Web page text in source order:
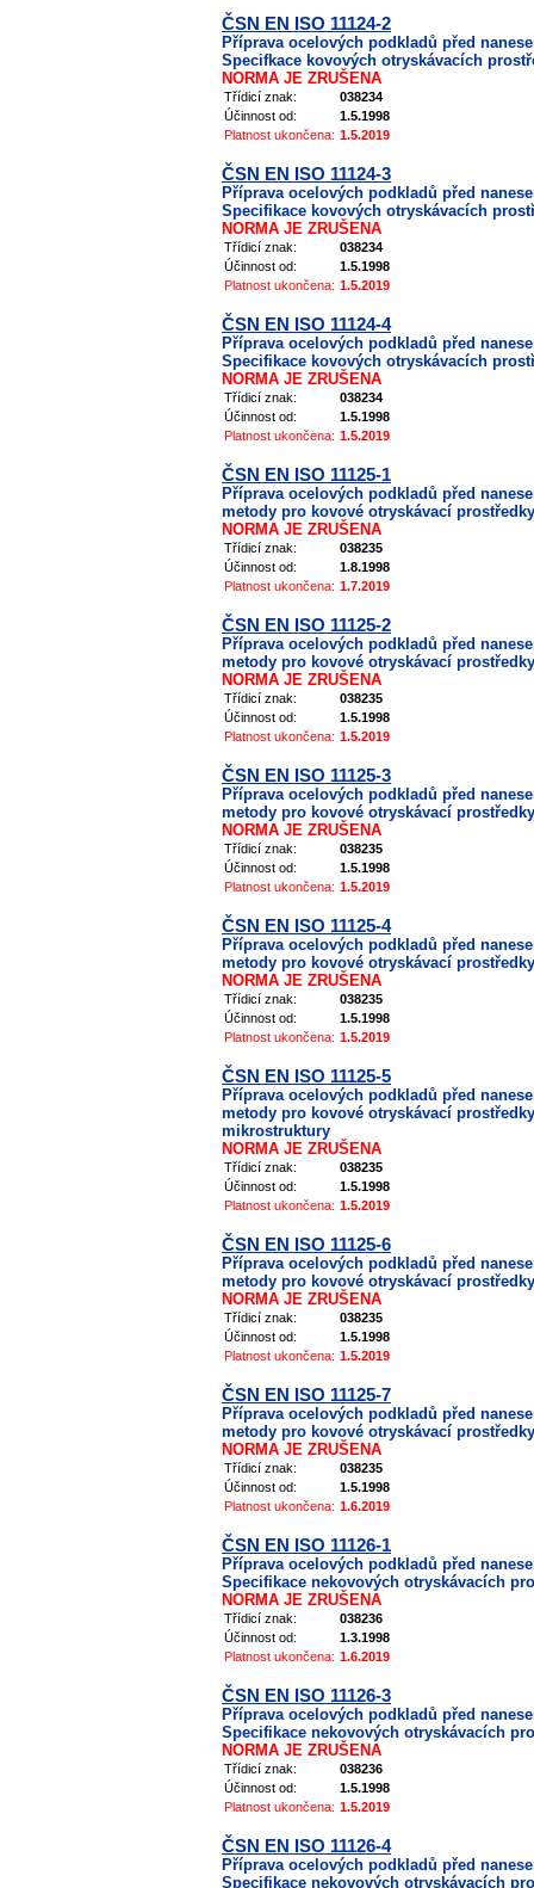
ČSN EN ISO 11124-2
Příprava ocelových podkladů před
Specifkace kovových otryskávacích
NORMA JE ZRUŠENA
Třídicí znak:
038234
Účinnost od:
1.5.1998
Platnost ukončena: 1.5.2019
ČSN EN ISO 11124-3
Příprava ocelových podkladů před
Specifikace kovových otryskávacích
NORMA JE ZRUŠENA
Třídicí znak:
038234
Účinnost od:
1.5.1998
Platnost ukončena: 1.5.2019
ČSN EN ISO 11124-4
Příprava ocelových podkladů před
Specifikace kovových otryskávacích
NORMA JE ZRUŠENA
Třídicí znak:
038234
Účinnost od:
1.5.1998
Platnost ukončena: 1.5.2019
ČSN EN ISO 11125-1
Příprava ocelových podkladů před
metody pro kovové otryskávací
NORMA JE ZRUŠENA
Třídicí znak:
038235
Účinnost od:
1.8.1998
Platnost ukončena: 1.7.2019
ČSN EN ISO 11125-2
Příprava ocelových podkladů před
metody pro kovové otryskávací
NORMA JE ZRUŠENA
Třídicí znak:
038235
Účinnost od:
1.5.1998
Platnost ukončena: 1.5.2019
ČSN EN ISO 11125-3
Příprava ocelových podkladů před
metody pro kovové otryskávací
NORMA JE ZRUŠENA
Třídicí znak:
038235
Účinnost od:
1.5.1998
Platnost ukončena: 1.5.2019
ČSN EN ISO 11125-4
Příprava ocelových podkladů před
metody pro kovové otryskávací
NORMA JE ZRUŠENA
Třídicí znak:
038235
Účinnost od:
1.5.1998
Platnost ukončena: 1.5.2019
ČSN EN ISO 11125-5
Příprava ocelových podkladů před
metody pro kovové otryskávací
mikrostruktury
NORMA JE ZRUŠENA
Třídicí znak:
038235
Účinnost od:
1.5.1998
Platnost ukončena: 1.5.2019
ČSN EN ISO 11125-6
Příprava ocelových podkladů před
metody pro kovové otryskávací
NORMA JE ZRUŠENA
Třídicí znak:
038235
Účinnost od:
1.5.1998
Platnost ukončena: 1.5.2019
ČSN EN ISO 11125-7
Příprava ocelových podkladů před
metody pro kovové otryskávací
NORMA JE ZRUŠENA
Třídicí znak:
038235
Účinnost od:
1.5.1998
Platnost ukončena: 1.6.2019
ČSN EN ISO 11126-1
Příprava ocelových podkladů před
Specifikace nekovových otryskávacích
NORMA JE ZRUŠENA
Třídicí znak:
038236
Účinnost od:
1.3.1998
Platnost ukončena: 1.6.2019
ČSN EN ISO 11126-3
Příprava ocelových podkladů před
Specifikace nekovových otryskávacích
NORMA JE ZRUŠENA
Třídicí znak:
038236
Účinnost od:
1.5.1998
Platnost ukončena: 1.5.2019
ČSN EN ISO 11126-4
Příprava ocelových podkladů před
Specifikace nekovových otryskávacích